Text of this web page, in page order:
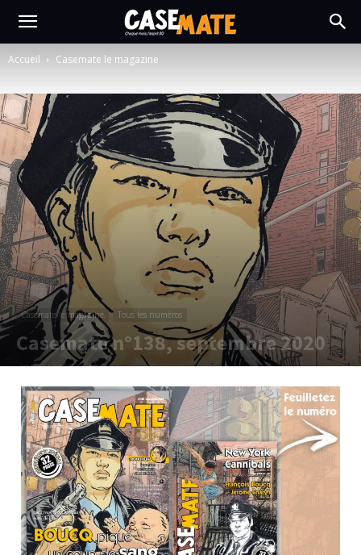
Accueil Casemate le magazine
Casemate le magazine Tous les numéros
Casemate n°138, septembre 2020
28 août 2020 0